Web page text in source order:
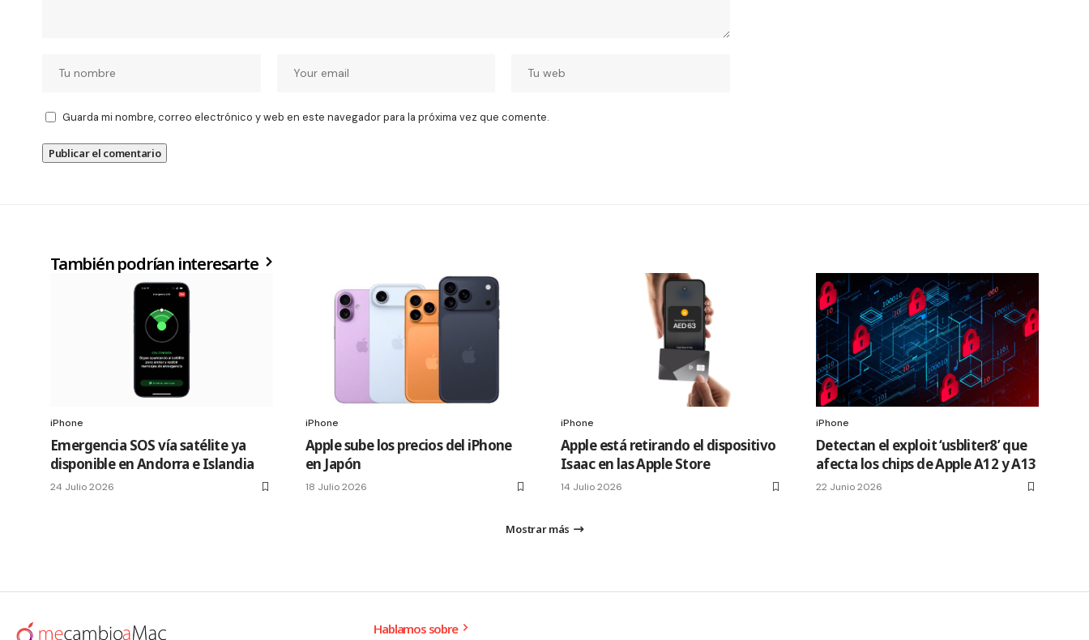
Guarda mi nombre, correo electrónico y web en este navegador para la próxima vez que comente.
También podrían interesarte
iPhone
Emergencia SOS vía satélite ya
disponible en Andorra e Islandia
24 Julio 2026
iPhone
Apple sube los precios del iPhone
en Japón
18 Julio 2026
iPhone
Apple está retirando el dispositivo
Isaac en las Apple Store
14 Julio 2026
iPhone
Detectan el exploit ‘usbliter8’ que
afecta los chips de Apple A12 y A13
22 Junio 2026
Mostrar más
Hablamos sobre